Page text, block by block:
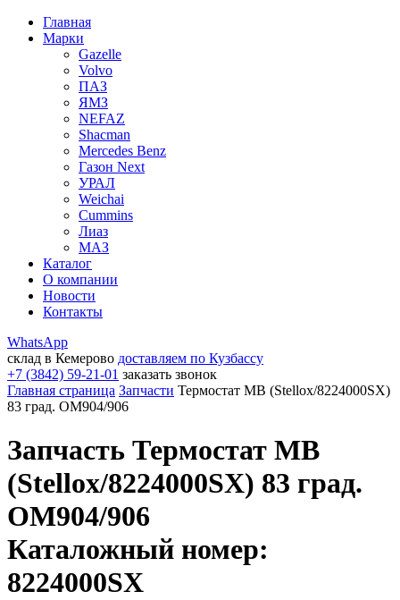
Главная
Марки
Gazelle
Volvo
ПАЗ
ЯМЗ
NEFAZ
Shacman
Mercedes Benz
Газон Next
УРАЛ
Weichai
Cummins
Лиаз
МАЗ
Каталог
О компании
Новости
Контакты
WhatsApp
склад в Кемерово доставляем по Кузбассу
+7 (3842) 59-21-01 заказать звонок
Главная страница Запчасти Термостат МВ (Stellox/8224000SX)
83 град. OM904/906
Запчасть Термостат МВ
(Stellox/8224000SX) 83 град.
OM904/906
Каталожный номер:
8224000SX